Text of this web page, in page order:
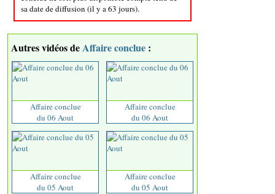
sa date de diffusion (il y a 63 jours).
Autres vidéos deAffaire conclue :
Affaire conclue
du 06 Aout
Affaire conclue
du 06 Aout
Affaire conclue
du 05 Aout
Affaire conclue
du 05 Aout